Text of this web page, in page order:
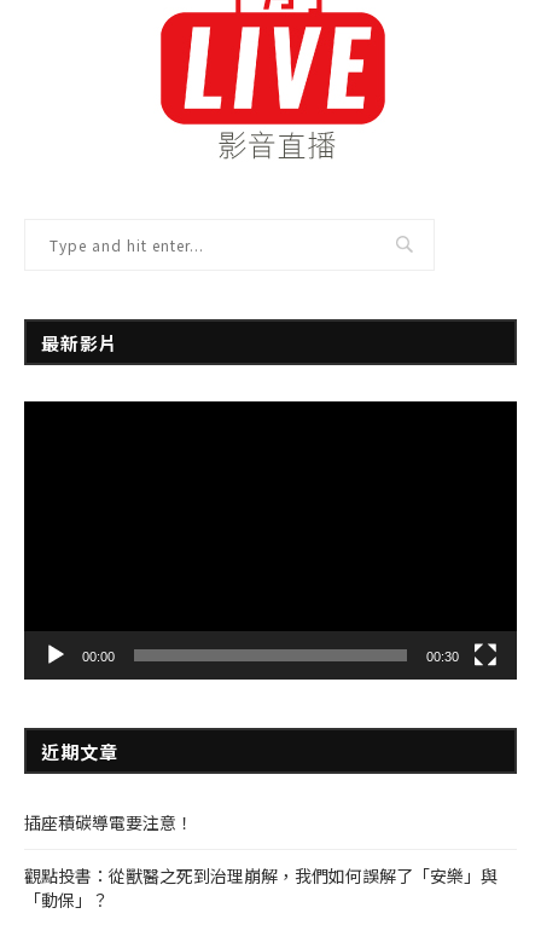
最新影片
00:00 00:30
近期文章
插座積碳導電要注意！
觀點投書：從獸醫之死到治理崩解，我們如何誤解了「安樂」與
「動保」？